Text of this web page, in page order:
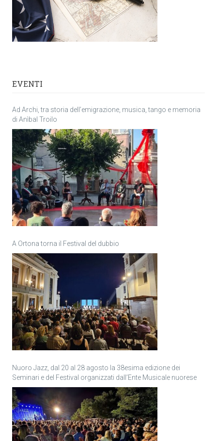
EVENTI
Ad Archi, tra storia dell’emigrazione, musica, tango e memoria
di Anìbal Troilo
A Ortona torna il Festival del dubbio
Nuoro Jazz, dal 20 al 28 agosto la 38esima edizione dei
Seminari e del Festival organizzati dall’Ente Musicale nuorese